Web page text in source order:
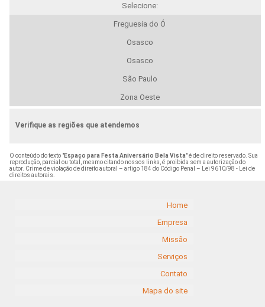
Selecione:
Freguesia do Ó
Osasco
Osasco
São Paulo
Zona Oeste
Verifique as regiões que atendemos
O conteúdo do texto "Espaço para Festa Aniversário Bela Vista" é de direito reservado. Sua
reprodução, parcial ou total, mesmo citando nossos links, é proibida sem a autorização do
autor. Crime de violação de direito autoral – artigo 184 do Código Penal –
Lei 9610/98 - Lei de
direitos autorais
Home
Empresa
Missão
Serviços
Contato
Mapa do site